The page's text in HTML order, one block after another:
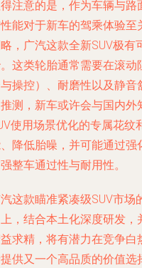
注意的是，作为车辆与路
能对于新车的驾乘体验至
，广汽这款全新SUV极
这类轮胎通常需要在滚
操控）、耐磨性以及静
测，新车或许会与国内
使用场景优化的专属花
降低胎噪，并可能通过
整车通过性与耐用性。
这款瞄准紧凑级SUV市
，结合本土化深度研发，
求精，将有潜力在竞争
供又一个高品质的价值选